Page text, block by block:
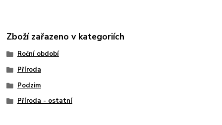
Zboží zařazeno v kategoriích
Roční období
Příroda
Podzim
Příroda - ostatní